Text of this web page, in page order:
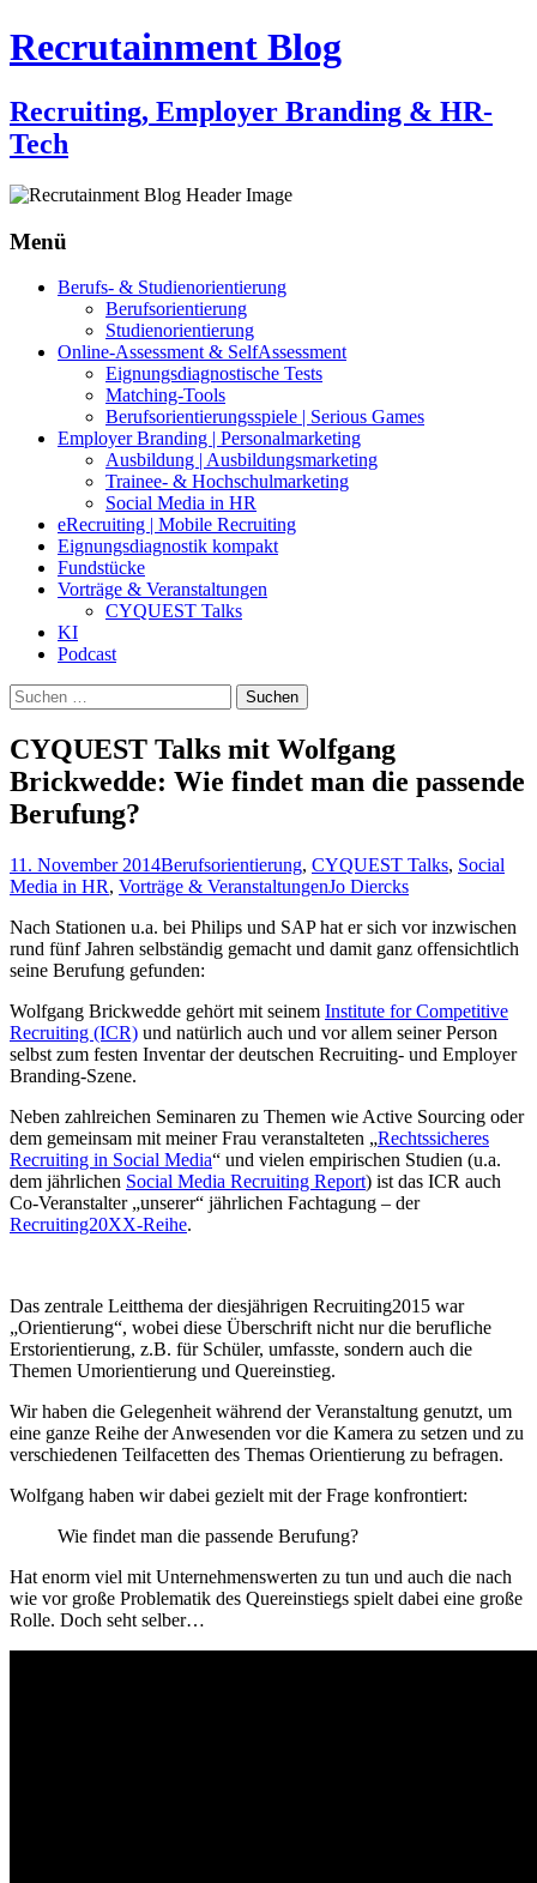
Recrutainment Blog
Recruiting, Employer Branding & HR-
Tech
Menü
Zum
Berufs- & Studienorientierung
Berufsorientierung
Studienorientierung
Online-Assessment & SelfAssessment
Eignungsdiagnostische Tests
Matching-Tools
Berufsorientierungsspiele | Serious Games
Employer Branding | Personalmarketing
Ausbildung | Ausbildungsmarketing
Trainee- & Hochschulmarketing
Social Media in HR
eRecruiting | Mobile Recruiting
Eignungsdiagnostik kompakt
Fundstücke
Vorträge & Veranstaltungen
CYQUEST Talks
KI
Podcast
Suchen
nach:
CYQUEST Talks mit Wolfgang
Brickwedde: Wie findet man die passende
Berufung?
11. November 2014Berufsorientierung, CYQUEST Talks, Social
Media in HR, Vorträge & VeranstaltungenJo Diercks
Nach Stationen u.a. bei Philips und SAP hat er sich vor inzwischen
rund fünf Jahren selbständig gemacht und damit ganz offensichtlich
seine Berufung gefunden:
Wolfgang Brickwedde gehört mit seinem Institute for Competitive
Recruiting (ICR) und natürlich auch und vor allem seiner Person
selbst zum festen Inventar der deutschen Recruiting- und Employer
Branding-Szene.
Neben zahlreichen Seminaren zu Themen wie Active Sourcing oder
dem gemeinsam mit meiner Frau veranstalteten „Rechtssicheres
Recruiting in Social Media“ und vielen empirischen Studien (u.a.
dem jährlichen Social Media Recruiting Report) ist das ICR auch
Co-Veranstalter „unserer“ jährlichen Fachtagung – der
Recruiting20XX-Reihe.
Das zentrale Leitthema der diesjährigen Recruiting2015 war
„Orientierung“, wobei diese Überschrift nicht nur die berufliche
Erstorientierung, z.B. für Schüler, umfasste, sondern auch die
Themen Umorientierung und Quereinstieg.
Wir haben die Gelegenheit während der Veranstaltung genutzt, um
eine ganze Reihe der Anwesenden vor die Kamera zu setzen und zu
verschiedenen Teilfacetten des Themas Orientierung zu befragen.
Wolfgang haben wir dabei gezielt mit der Frage konfrontiert:
Wie findet man die passende Berufung?
Hat enorm viel mit Unternehmenswerten zu tun und auch die nach
wie vor große Problematik des Quereinstiegs spielt dabei eine große
Rolle. Doch seht selber…